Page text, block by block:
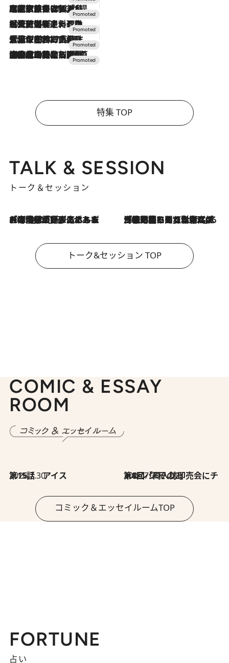
2026.7.31
【ホテル帰省】という選択肢をOMOが提案。家族とほどよい距離を保つには「昼は実家、夜は気兼ねなくホテルで！」
2026.7.24
【夏限定ディナーコース】旬を迎える稚鮎や花ズッキーニなどをイタリア・トスカーナの郷土料理の手法で満喫！
2026.7.17
「土佐和ハーブかき氷」がOMO7高知に登場！生姜、山椒、大葉など目にも舌にも涼を呼ぶ郷土の味
2026.7.10
NEW OPEN！【界 草津】名湯の地に誕生。趣の異なる2種の温泉と上州ならではの会席・蕎麦割烹など美食を味わう究極の癒やし旅
特集 TOP
TALK & SESSION
トーク＆セッション
2026.8.3
「今後値上げがあるとすれば…」「リスクがあるのは今年の冬」エネルギー専門家が語る、ホルムズ海峡封鎖が家庭にもたらす“ある心配” 2026.8.3
「住宅建てられない…」「サーチャージ料の高値が続いている」ホルムズ海峡封鎖による影響はいつまで続く？《エネルギー専門家に聞く“どうなる日本の暮らし”》
トーク&セッション TOP
COMIC & ESSAY
ROOM
2026.7.30
第15話 アイス 2026.7.30
第8回「同人誌即売会にチャレンジ その2」
コミック＆エッセイルームTOP
FORTUNE
占い